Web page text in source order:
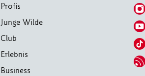
Profis
Junge Wilde
Club
Erlebnis
Business